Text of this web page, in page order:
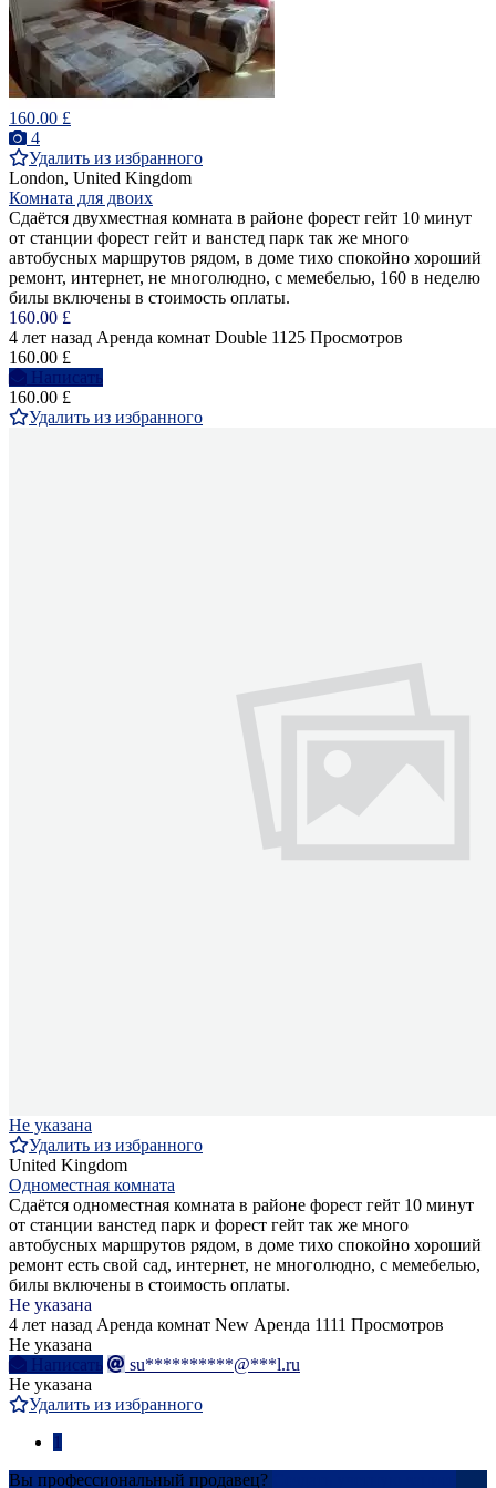
160.00 £
4
Удалить из избранного
London, United Kingdom
Комната для двоих
Сдаётся двухместная комната в районе форест гейт 10 минут
от станции форест гейт и ванстед парк так же много
автобусных маршрутов рядом, в доме тихо спокойно хороший
ремонт, интернет, не многолюдно, с мемебелью, 160 в неделю
билы включены в стоимость оплаты.
160.00 £
4 лет назад Аренда комнат Double 1125 Просмотров
160.00 £
Написать
160.00 £
Удалить из избранного
Не указана
Удалить из избранного
United Kingdom
Одноместная комната
Сдаётся одноместная комната в районе форест гейт 10 минут
от станции ванстед парк и форест гейт так же много
автобусных маршрутов рядом, в доме тихо спокойно хороший
ремонт есть свой сад, интернет, не многолюдно, с мемебелью,
билы включены в стоимость оплаты.
Не указана
4 лет назад Аренда комнат New Аренда 1111 Просмотров
Не указана
Написать
su**********@***l.ru
Не указана
Удалить из избранного
Вы профессиональный продавец?